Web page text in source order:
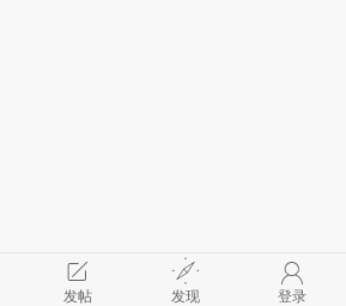
发帖 发现 登录